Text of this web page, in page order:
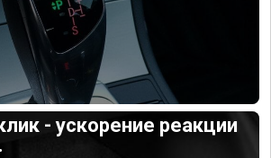
- ускорение реакции